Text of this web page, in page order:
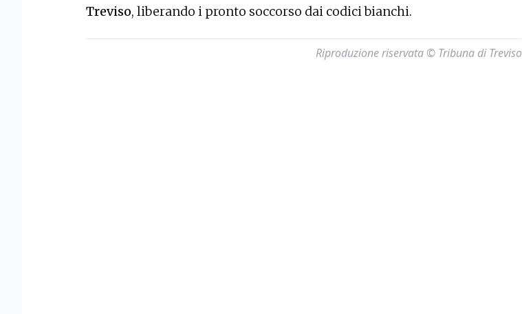
Treviso, liberando i pronto soccorso dai codici bianchi.
Riproduzione riservata © Tribuna di Treviso